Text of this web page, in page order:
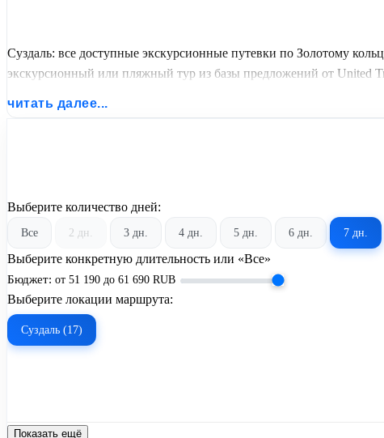
Суздаль: все доступные экскурсионные путевки по Золотому
экскурсионный или пляжный тур из базы предложений от United
читать далее...
Выберите количество дней:
Все 2 дн. 3 дн. 4 дн. 5 дн. 6 дн. 7 дн.
Выберите конкретную длительность или «Все»
Бюджет: от 51 190 до 61 690 RUB
Выберите локации маршрута:
Суздаль (17)
Показать ещё